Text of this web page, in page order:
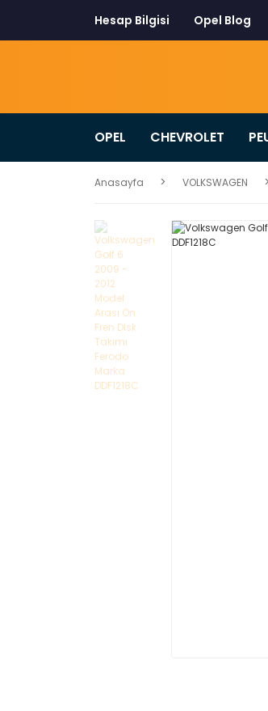
Hesap Bilgisi Opel Blog
OPEL CHEVROLET
Anasayfa VOLKSWAGEN